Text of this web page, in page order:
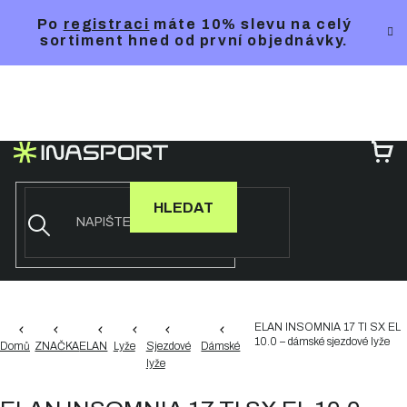
Po registraci máte 10% slevu na celý
sortiment hned od první objednávky.
HLEDAT
Domů ZNAČKAELAN Lyže
Sjezdové
lyže
Dámské
ELAN INSOMNIA 17 TI SX EL
10.0 – dámské sjezdové lyže